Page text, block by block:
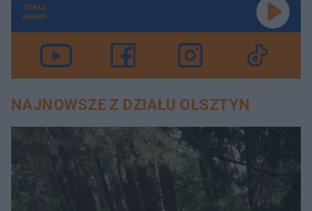
TERAZ
GRAMY
NAJNOWSZE Z DZIAŁU OLSZTYN